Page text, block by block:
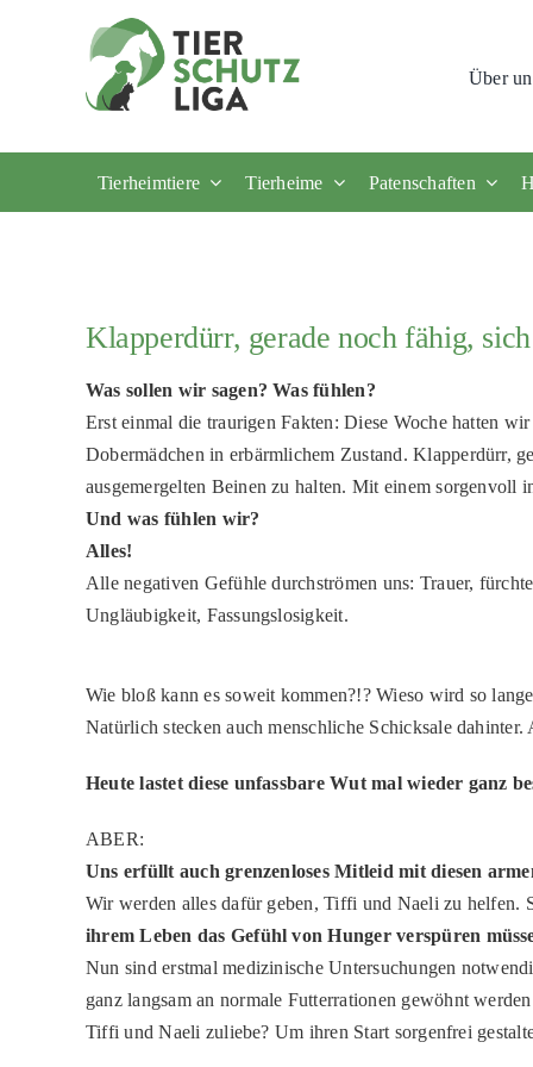
Über
Tierheimtiere Tierheime Patenschaften
Klapperdürr, gerade noch fähig,
Was sollen wir sagen? Was fühlen?
Erst einmal die traurigen Fakten: Diese Woche hatten
Dobermädchen in erbärmlichem Zustand. Klapperdürr,
ausgemergelten Beinen zu halten. Mit einem sorgenvoll
Und was fühlen wir?
Alles!
Alle negativen Gefühle durchströmen uns: Trauer,
Ungläubigkeit, Fassungslosigkeit.
Wie bloß kann es soweit kommen?!? Wieso wird so
Natürlich stecken auch menschliche Schicksale
Heute lastet diese unfassbare Wut mal wieder ganz
ABER:
Uns erfüllt auch grenzenloses Mitleid mit diesen
Wir werden alles dafür geben, Tiffi und Naeli zu helfen.
ihrem Leben das Gefühl von Hunger verspüren
Nun sind erstmal medizinische Untersuchungen
ganz langsam an normale Futterrationen gewöhnt
Tiffi und Naeli zuliebe? Um ihren Start sorgenfrei